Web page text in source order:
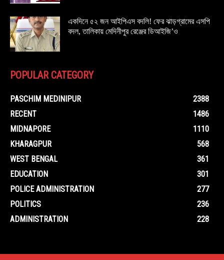
একদিনে ৫২ জন আইপিএস বদলি! ফের ঝাড়গ্রামের এসপি
বদল, তালিকায় মেদিনীপুর রেঞ্জের ডিআইজি’ও
POPULAR CATEGORY
PASCHIM MEDINIPUR
2388
RECENT
1486
MIDNAPORE
1110
KHARAGPUR
568
WEST BENGAL
361
EDUCATION
301
POLICE ADMINISTRATION
277
POLITICS
236
ADMINISTRATION
228